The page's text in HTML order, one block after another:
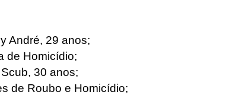
André, 29 anos;
de Homicídio;
30 anos;
de Roubo e Homicídio;